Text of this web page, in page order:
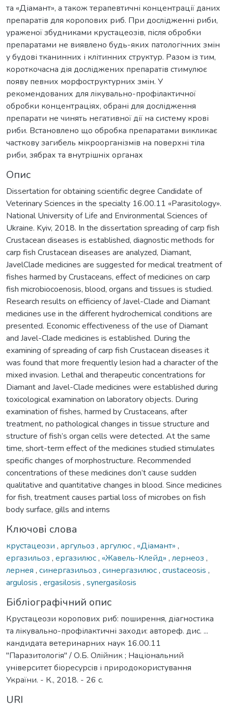
та «Діамант», а також терапевтичні концентрації даних
препаратів для коропових риб. При дослідженні риби,
ураженої збудниками крустацеозів, після обробки
препаратами не виявлено будь-яких патологічних змін
у будові тканинних і клітинних структур. Разом із тим,
короткочасна дія досліджених препаратів стимулює
появу певних морфоструктурних змін. У
рекомендованих для лікувально-профілактичної
обробки концентраціях, обрані для дослідження
препарати не чинять негативної дії на систему крові
риби. Встановлено що обробка препаратами викликає
часткову загибель мікроорганізмів на поверхні тіла
риби, зябрах та внутрішніх органах
Опис
Dissertation for obtaining scientific degree Candidate of
Veterinary Sciences in the specialty 16.00.11 «Parasitology».
National University of Life and Environmental Sciences of
Ukraine. Kyiv, 2018. In the dissertation spreading of carp fish
Crustacean diseases is established, diagnostic methods for
carp fish Crustacean diseases are analyzed, Diamant,
JavelClade medicines are suggested for medical treatment of
fishes harmed by Crustaceans, effect of medicines on carp
fish microbiocoenosis, blood, organs and tissues is studied.
Research results on efficiency of Javel-Clade and Diamant
medicines use in the different hydrochemical conditions are
presented. Economic effectiveness of the use of Diamant
and Javel-Clade medicines is established. During the
examining of spreading of carp fish Crustacean diseases it
was found that more frequently lesion had a character of the
mixed invasion. Lethal and therapeutic concentrations for
Diamant and Javel-Clade medicines were established during
toxicological examination on laboratory objects. During
examination of fishes, harmed by Crustaceans, after
treatment, no pathological changes in tissue structure and
structure of fish’s organ cells were detected. At the same
time, short-term effect of the medicines studied stimulates
specific changes of morphostructure. Recommended
concentrations of these medicines don’t cause sudden
qualitative and quantitative changes in blood. Since medicines
for fish, treatment causes partial loss of microbes on fish
body surface, gills and interns
Ключові слова
крустацеози , аргульоз , аргулюс, «Діамант» ,
ергазильоз , ергазилюс, «Жавель-Клейд» , лернеоз ,
лернея , синергазильоз , синергазилюс, crustaceosis ,
argulosis , ergasilosis , synergasilosis
Бібліографічний опис
Крустацеози коропових риб: поширення, діагностика
та лікувально-профілактичні заходи: автореф. дис. ...
кандидата ветеринарних наук 16.00.11
"Паразитологія" / О.Б. Олійник ; Національний
університет біоресурсів і природокористування
України. - К., 2018. - 26 с.
URI